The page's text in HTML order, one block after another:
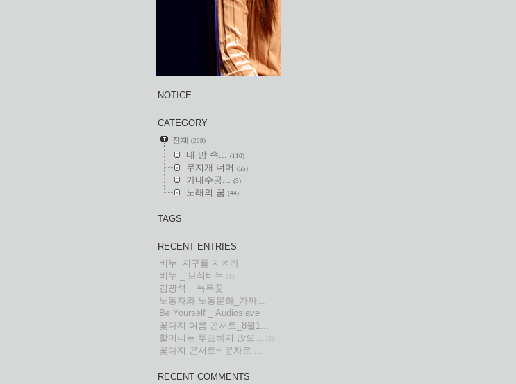
NOTICE
CATEGORY
전체 (209)
내 맘 속... (110)
무지개 너머 (55)
가내수공... (3)
노래의 꿈 (44)
TAGS
RECENT ENTRIES
비누_지구를 지켜라
비누 _ 보석비누 (1)
김광석 _ 녹두꽃
노동자와 노동문화_가까...
Be Yourself _ Audioslave
꽃다지 여름 콘서트_8월1...
할머니는 투표하지 않으... (2)
꽃다지 콘서트~ 문자로 ...
RECENT COMMENTS